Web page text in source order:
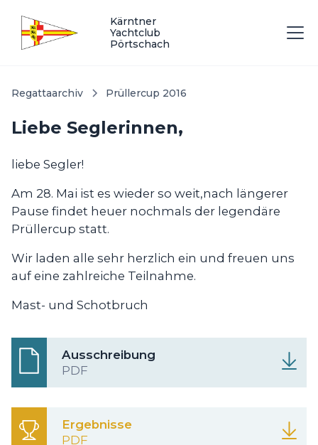
Kärntner
Yachtclub
Pörtschach
Regattaarchiv Prüllercup 2016
Liebe Seglerinnen,
liebe Segler!
Am 28. Mai ist es wieder so weit,nach längerer
Pause findet heuer nochmals der legendäre
Prüllercup statt.
Wir laden alle sehr herzlich ein und freuen uns
auf eine zahlreiche Teilnahme.
Mast- und Schotbruch
Ausschreibung
PDF
Ergebnisse
PDF